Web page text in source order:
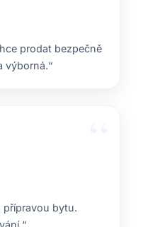
krok nám
nás čeká.“
domu i s